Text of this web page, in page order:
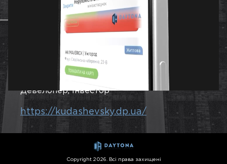
ЗБУДОВАНИЙ
Загальна площа
Роки будівництва
2011-2019
Девелопер, інвестор
https://kudashevsky.dp.ua/
Copyright 2026. Всі права захищені